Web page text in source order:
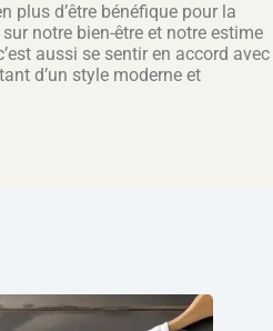
plus d’être bénéfique pour la
notre bien-être et notre estime
aussi se sentir en accord avec
d’un style moderne et